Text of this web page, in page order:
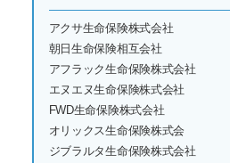
アクサ生命保険株式会社
朝日生命保険相互会社
アフラック生命保険株式会社
エヌエヌ生命保険株式会社
FWD生命保険株式会社
オリックス生命保険株式会
ジブラルタ生命保険株式会社